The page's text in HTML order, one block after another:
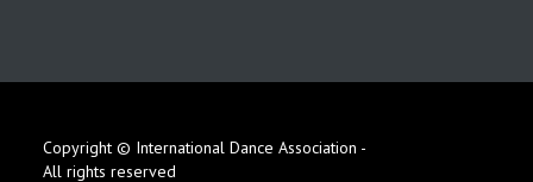
Copyright © International Dance Association -
All rights reserved